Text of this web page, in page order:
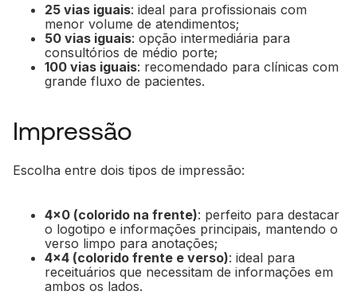
25 vias iguais: ideal para profissionais com
menor volume de atendimentos;
50 vias iguais: opção intermediária para
consultórios de médio porte;
100 vias iguais: recomendado para clínicas com
grande fluxo de pacientes.
Impressão
Escolha entre dois tipos de impressão:
4x0 (colorido na frente): perfeito para destacar
o logotipo e informações principais, mantendo o
verso limpo para anotações;
4x4 (colorido frente e verso): ideal para
receituários que necessitam de informações em
ambos os lados.